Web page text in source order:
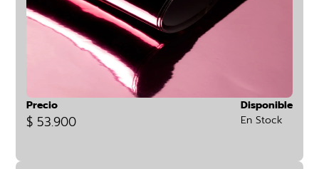
Precio
$ 53.900
Disponible
En Stock